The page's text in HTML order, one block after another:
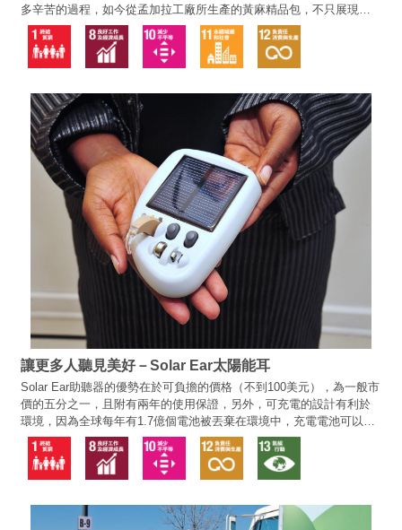
多辛苦的過程，如今從孟加拉工廠所生產的黃麻精品包，不只展現孟
加拉的無限潛力，也跟不同國家的消費者串連起來。
讓更多人聽見美好－Solar Ear太陽能耳
Solar Ear助聽器的優勢在於可負擔的價格（不到100美元），為一般市
價的五分之一，且附有兩年的使用保證，另外，可充電的設計有利於
環境，因為全球每年有1.7億個電池被丟棄在環境中，充電電池可以降
低這些電池被棄置在環境中的影響。